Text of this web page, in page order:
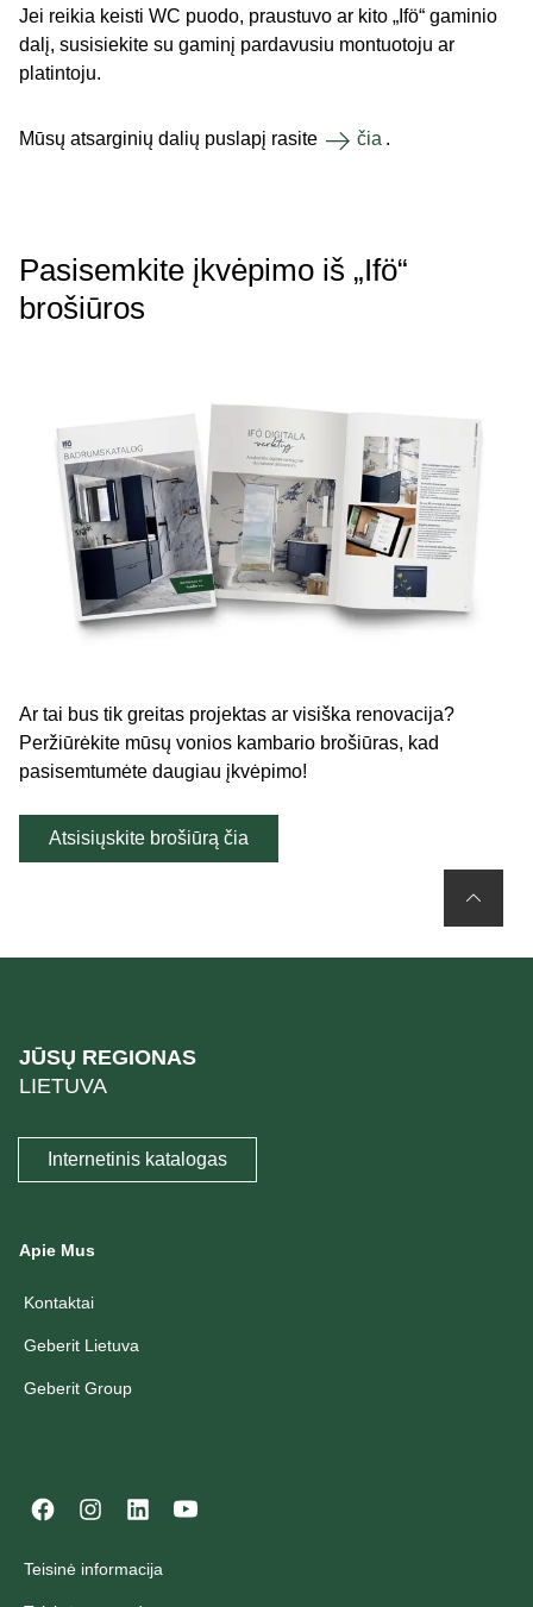
Jei reikia keisti WC puodo, praustuvo ar kito „Ifö“ gaminio
dalį, susisiekite su gaminį pardavusiu montuotoju ar
platintoju.
Mūsų atsarginių dalių puslapį rasite čia .
Pasisemkite įkvėpimo iš „Ifö“
brošiūros
Ar tai bus tik greitas projektas ar visiška renovacija?
Peržiūrėkite mūsų vonios kambario brošiūras, kad
pasisemtumėte daugiau įkvėpimo!
Atsisiųskite brošiūrą čia
JŪSŲ REGIONAS
LIETUVA
Internetinis katalogas
Apie Mus
Kontaktai
Geberit Lietuva
Geberit Group
Teisinė informacija